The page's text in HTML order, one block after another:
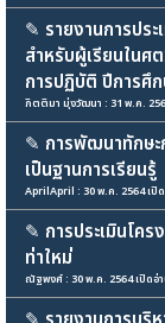
✎ รายงานการปร
สำหรับผู้เรียนในศ
การปฏิบัติ ปีการศึ
กิตติมา มุ่งวัฒนา : 31 พ.ค.
✎ การพัฒนาทักษะ
เป็นฐานการเรียนรู้
AprilApril : 30 พ.ค. 2564 เปิ
✎ การประเมินโค
ท่าใหม่
ณัฐพงศ์ : 30 พ.ค. 2564 เปิดอ่